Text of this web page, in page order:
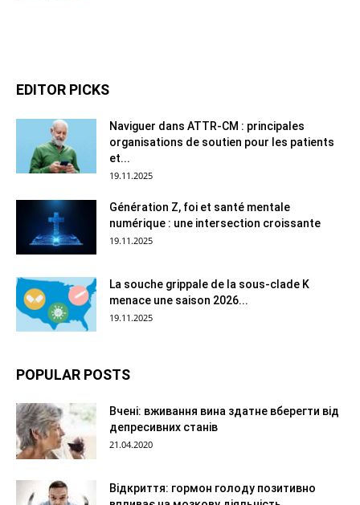
EDITOR PICKS
Naviguer dans ATTR-CM : principales
organisations de soutien pour les patients
et...
19.11.2025
Génération Z, foi et santé mentale
numérique : une intersection croissante
19.11.2025
La souche grippale de la sous-clade K
menace une saison 2026...
19.11.2025
POPULAR POSTS
Вчені: вживання вина здатне вберегти від
депресивних станів
21.04.2020
Відкриття: гормон голоду позитивно